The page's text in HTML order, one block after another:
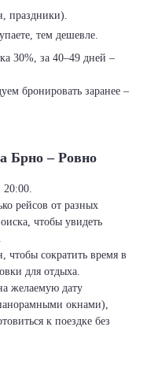
праздники).
тем дешевле.
30%, за 40–49 дней –
бронировать заранее –
Брно – Ровно
20:00.
рейсов от разных
чтобы увидеть
чтобы сократить время в
для отдыха.
желаемую дату
окнами),
к поездке без